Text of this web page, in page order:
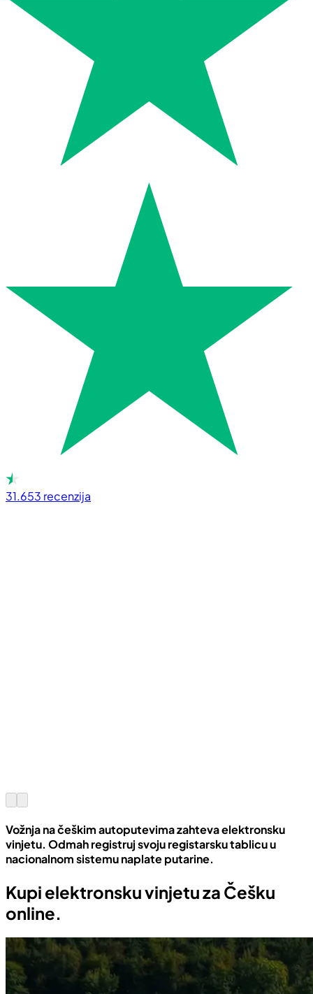
31.653 recenzija
Vožnja na češkim autoputevima zahteva elektronsku
vinjetu. Odmah registruj svoju registarsku tablicu u
nacionalnom sistemu naplate putarine.
Kupi elektronsku vinjetu za Češku
online.